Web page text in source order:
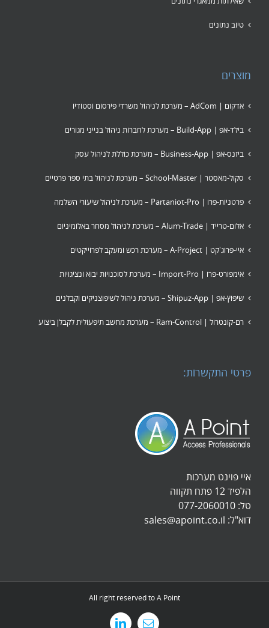
טיוב נתונים
מוצרים
אדקום | AdCom – מערכת לניהול משרדי פירסום וסטודיו
בילד-אפ | Build-App – מערכת לחברות ניהול בנייני מגורים
ביזנס-אפ | Business-App – מערכת כוללת לניהול עסק
סקול-מאסטר | School-Master – מערכת לניהול בתי ספר פרטיים
פרטניות-פרו | Partaniot-Pro – מערכת לניהול שיעורי השלמה
אלום-טרייד | Alum-Trade – מערכת לניהול מסחר באלומיניום
איי-פרוג'קט | A-Project – מערכת רכש ומעקב לפרוייקטים
אימפורט-פרו | Import-Pro – מערכת לסוכנויות יבוא ונציגויות
שיפוץ-אפ | Shipuz-App – מערכת ניהול לשיפוצניקים וקבלנים
רם-קונטרול | Ram-Control – מערכת מחשב תיפעולית לקבלן ביצוע
פרטי התקשרות:
איי פוינט מערכות
הלפיד 12 פתח תקווה
טל: 077-2060010
דוא"ל: sales@apoint.co.il
All right reserved to A Point